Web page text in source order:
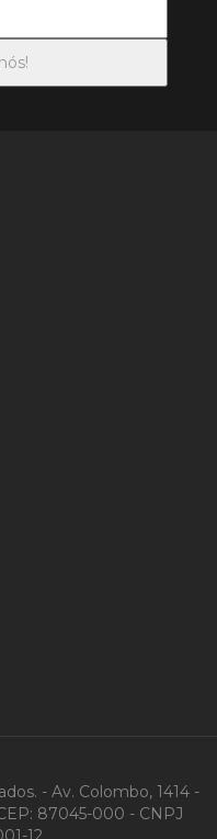
- Av. Colombo, 1414 -
87045-000 - CNPJ